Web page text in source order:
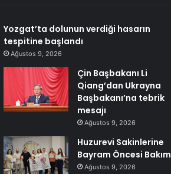
Yozgat’ta dolunun verdiği hasarın
tespitine başlandı
Ağustos 9, 2026
Çin Başbakanı Li
Qiang’dan Ukrayna
Başbakanı’na tebrik
mesajı
Ağustos 9, 2026
Huzurevi Sakinlerine
Bayram Öncesi Bakım
Ağustos 9, 2026